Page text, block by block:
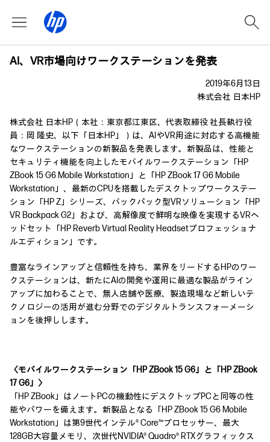
AI、VR市場向けワークステーションを発表
2019年6月13日
株式会社 日本HP
株式会社 日本HP（本社：東京都江東区、代表取締役 社長執行役
員：岡 隆史、以下「日本HP」）は、AIやVR用途に対応する高機能
なワークステーションの新製品を発表します。新製品は、性能と
セキュリティ機能を向上したモバイルワークステーション「HP
ZBook 15 G6 Mobile Workstation」と「HP ZBook 17 G6 Mobile
Workstation」、最新のCPUを搭載したデスクトップワークステー
ション「HP Z」シリーズ、バックパック型VRソリューション「HP
VR Backpack G2」および、高解像度で鮮明な映像を実現するVRヘ
ッドセット「HP Reverb Virtual Reality Headsetプロフェッショナ
ルエディション」です。
豊富なラインアップと信頼性を持ち、業界をリードするHPのワー
クステーションは、新たにAIの開発や運用に最適な製品がライン
アップに加わることで、無人店舗や医療、製造現場など新しいテ
クノロジーの活用が進む分野でのデジタルトランスフォーメーシ
ョンを後押しします。
〈モバイルワークステーション「HP ZBook 15 G6」と「HP ZBook
17 G6」〉
「HP ZBook」はノートPCの機動性にデスクトップPCと同等の性
能やパワーを備えます。新製品となる「HP ZBook 15 G6 Mobile
Workstation」は第9世代インテル® Core™プロセッサー、最大
128GB大容量メモリ、次世代NVIDIA® Quadro® RTXグラフィックス